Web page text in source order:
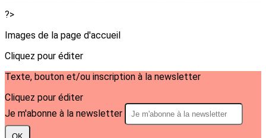
?>
Images de la page d'accueil
Cliquez pour éditer
Texte, bouton et/ou inscription à la newsletter
Cliquez pour éditer
Je m'abonne à la newsletter